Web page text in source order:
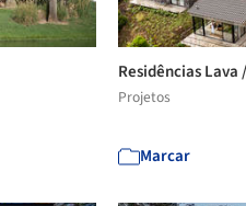
Residências
Projetos
Marcar